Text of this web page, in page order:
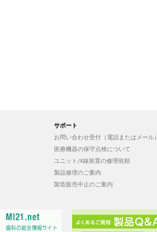
サポート
お問い合わせ受付（電話またはメール）
医療機器の保守点検について
ユニット/X線装置の修理依頼
製品修理のご案内
製造販売中止のご案内